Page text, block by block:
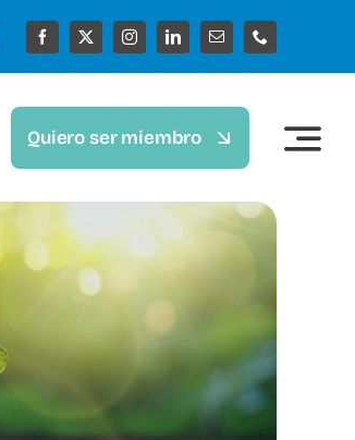
Quiero ser miembro